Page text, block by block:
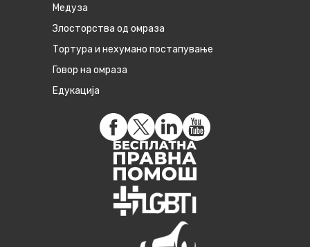
Медуза
Злосторства од омраза
Тортура и нехумано постапување
Говор на омраза
Едукација